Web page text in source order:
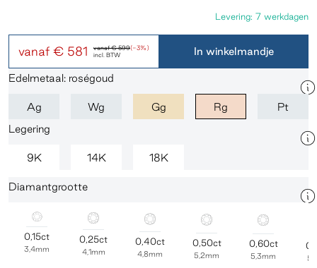
vanaf€ 599(-3%)
vanaf € 581 incl. BTW
Levering: 7 werkdagen
In winkelmandje
Edelmetaal: roségoud
Ag Wg Gg Rg
Pt
Legering
9K 14K 18K
Diamantgrootte
0,15ct
3,4mm
0,25ct
4,1mm
0,40ct
4,8mm
0,50ct
5,2mm
0,60ct
5,3mm